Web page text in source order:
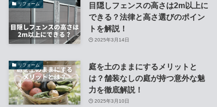
リフォーム
目隠しフェンスの高さは2m以上に
できる？法律と高さ選びのポイン
トを解説！
2025年3月14日
リフォーム
庭を土のままにするメリットと
は？舗装なしの庭が持つ意外な魅
力を徹底解説！
2025年3月10日